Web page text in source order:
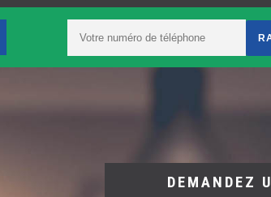
DEMANDEZ